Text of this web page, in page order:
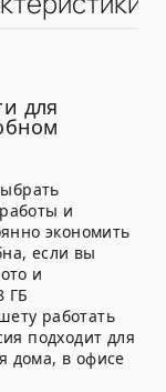
для
и
экономить
если вы
и
ГБ
работать
подходит для
дома, в офисе